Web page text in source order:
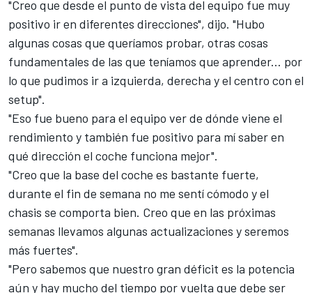
"Creo que desde el punto de vista del equipo fue muy
positivo ir en diferentes direcciones", dijo. "Hubo
algunas cosas que queríamos probar, otras cosas
fundamentales de las que teníamos que aprender... por
lo que pudimos ir a izquierda, derecha y el centro con el
setup".
"Eso fue bueno para el equipo ver de dónde viene el
rendimiento y también fue positivo para mí saber en
qué dirección el coche funciona mejor".
"Creo que la base del coche es bastante fuerte,
durante el fin de semana no me sentí cómodo y el
chasis se comporta bien. Creo que en las próximas
semanas llevamos algunas actualizaciones y seremos
más fuertes".
"Pero sabemos que nuestro gran déficit es la potencia
aún y hay mucho del tiempo por vuelta que debe ser